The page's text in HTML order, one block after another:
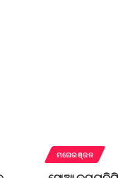
ମନୋରଞ୍ଜନ